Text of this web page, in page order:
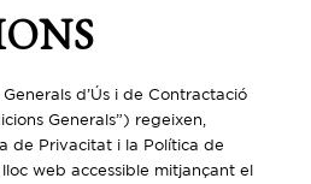
d’Ús i de Contractació
Generals”) regeixen,
de Privacitat i la Política de
lloc web accessible mitjançant el